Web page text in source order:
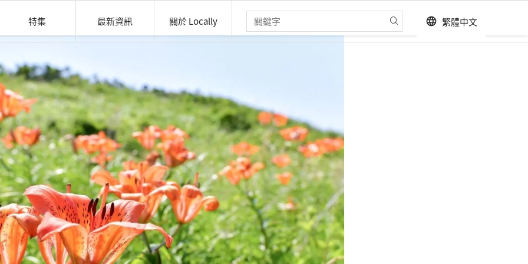
特集 最新資訊 關於 Locally language 繁體中文